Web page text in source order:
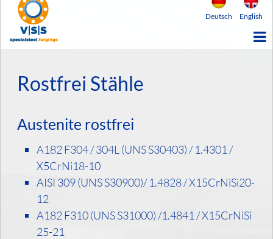
specialsteel-
forgins.com
Deutsch English
Rostfrei Stähle
Austenite rostfrei
A182 F304 / 304L (UNS S30403) / 1.4301 /
X5CrNi18-10
AISI 309 (UNS S30900)/ 1.4828 / X15CrNiSi20-
12
A182 F310 (UNS S31000) /1.4841 / X15CrNiSi
25-21